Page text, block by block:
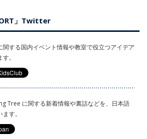
ORT」Twitter
関する国内イベント情報や教室で役立つアイデア
。
Tree に関する新着情報や裏話などを、日本語
す。